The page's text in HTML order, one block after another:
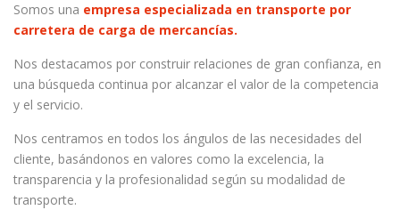
Somos una empresa especializada en transporte por
carretera de carga de mercancías.
Nos destacamos por construir relaciones de gran confianza, en
una búsqueda continua por alcanzar el valor de la competencia
y el servicio.
Nos centramos en todos los ángulos de las necesidades del
cliente, basándonos en valores como la excelencia, la
transparencia y la profesionalidad según su modalidad de
transporte.